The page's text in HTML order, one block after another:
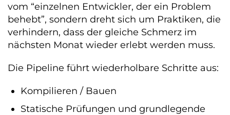
vom “einzelnen Entwickler, der ein Problem
behebt”, sondern dreht sich um Praktiken, die
verhindern, dass der gleiche Schmerz im
nächsten Monat wieder erlebt werden muss.
Die Pipeline führt wiederholbare Schritte aus:
Kompilieren / Bauen
Statische Prüfungen und grundlegende